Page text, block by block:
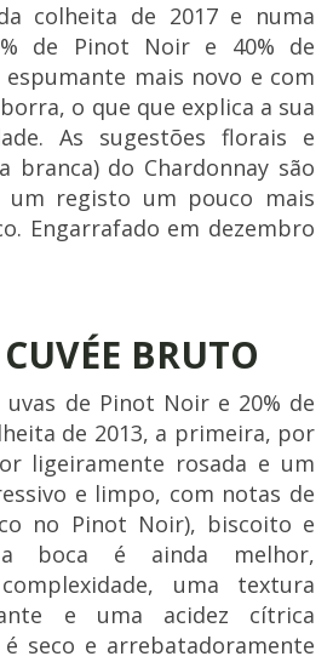
colheita de 2017 e numa
de Pinot Noir e 40% de
espumante mais novo e com
o que que explica a sua
As sugestões florais e
branca) do Chardonnay são
um registo um pouco mais
Engarrafado em dezembro
BRUTO
uvas de Pinot Noir e 20% de
de 2013, a primeira, por
ligeiramente rosada e um
e limpo, com notas de
no Pinot Noir), biscoito e
boca é ainda melhor,
uma textura
e uma acidez cítrica
seco e arrebatadoramente